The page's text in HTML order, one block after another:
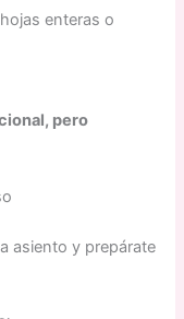
enteras o
pero
asiento y prepárate